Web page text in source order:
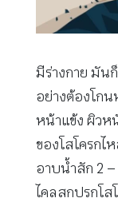
มีร่างกาย มัน
อย่างต้องโกน
หน้าแข้ง ผิวห
ของโสโครกไ
อาบน้ำสัก 2 –
ไคลสกปรกโส